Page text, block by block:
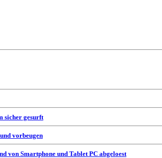
sicher gesurft
vorbeugen
von Smartphone und Tablet PC abgeloest